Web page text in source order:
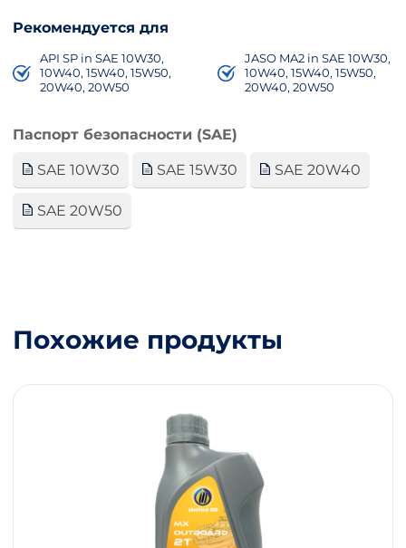
Рекомендуется для
API SP in SAE 10W30,
10W40, 15W40, 15W50,
20W40, 20W50
JASO MA2 in SAE 10W30,
10W40, 15W40, 15W50,
20W40, 20W50
Паспорт безопасности (SAE)
SAE 10W30 SAE 15W30 SAE 20W40
SAE 20W50
Похожие продукты